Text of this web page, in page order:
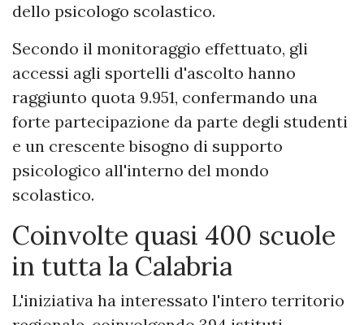
dello psicologo scolastico.
Secondo il monitoraggio effettuato, gli
accessi agli sportelli d'ascolto hanno
raggiunto quota 9.951, confermando una
forte partecipazione da parte degli studenti
e un crescente bisogno di supporto
psicologico all'interno del mondo
scolastico.
Coinvolte quasi 400 scuole
in tutta la Calabria
L'iniziativa ha interessato l'intero territorio